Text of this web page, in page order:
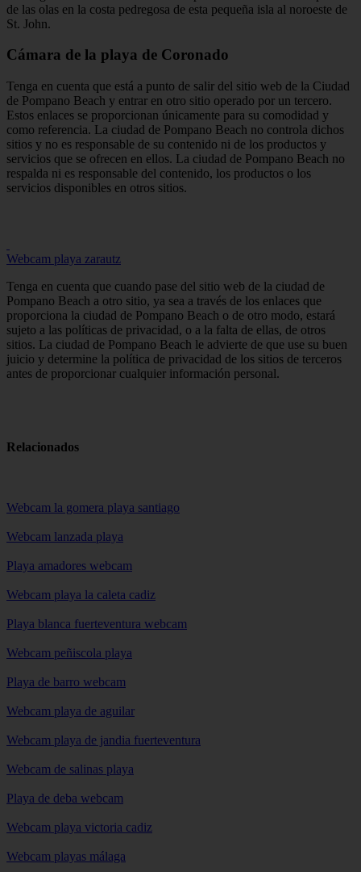
de las olas en la costa pedregosa de esta pequeña isla al noroeste de
St. John.
Cámara de la playa de Coronado
Tenga en cuenta que está a punto de salir del sitio web de la Ciudad
de Pompano Beach y entrar en otro sitio operado por un tercero.
Estos enlaces se proporcionan únicamente para su comodidad y
como referencia. La ciudad de Pompano Beach no controla dichos
sitios y no es responsable de su contenido ni de los productos y
servicios que se ofrecen en ellos. La ciudad de Pompano Beach no
respalda ni es responsable del contenido, los productos o los
servicios disponibles en otros sitios.
Webcam playa zarautz
Tenga en cuenta que cuando pase del sitio web de la ciudad de
Pompano Beach a otro sitio, ya sea a través de los enlaces que
proporciona la ciudad de Pompano Beach o de otro modo, estará
sujeto a las políticas de privacidad, o a la falta de ellas, de otros
sitios. La ciudad de Pompano Beach le advierte de que use su buen
juicio y determine la política de privacidad de los sitios de terceros
antes de proporcionar cualquier información personal.
Relacionados
Webcam la gomera playa santiago
Webcam lanzada playa
Playa amadores webcam
Webcam playa la caleta cadiz
Playa blanca fuerteventura webcam
Webcam peñiscola playa
Playa de barro webcam
Webcam playa de aguilar
Webcam playa de jandia fuerteventura
Webcam de salinas playa
Playa de deba webcam
Webcam playa victoria cadiz
Webcam playas málaga